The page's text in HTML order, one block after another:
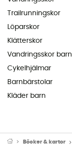
Trailrunningskor
Löparskor
Klätterskor
Vandringsskor barn
Cykelhjälmar
Barnbärstolar
Kläder barn
Böcker & kartor